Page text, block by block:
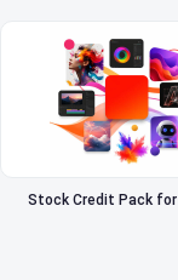
Stock Credit Pack